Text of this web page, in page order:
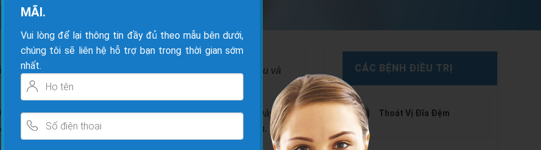
đi xe máy, làm việc văn phòng: Nguyên nhân, dấu hiệu và
người làm việc nội trợ, người đi xe máy nhiều giờ trong ngày,
ống cổ tay gây đau,
ở một hay cả hai bên.
CÁC BỆNH ĐIỀU TRỊ
Thoát Vị Đĩa Đệm
MÃI.
Vui lòng để lại thông tin đầy đủ theo mẫu bên dưới,
chúng tôi sẽ liên hệ hỗ trợ bạn trong thời gian sớm
nhất.